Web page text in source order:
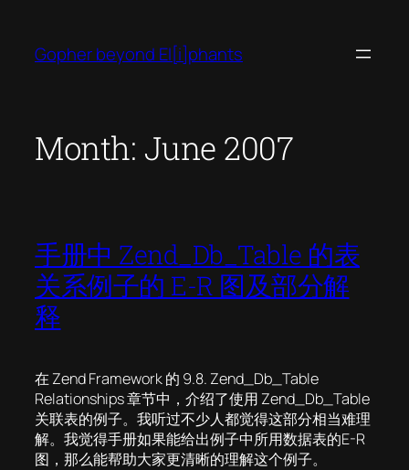
content
Gopher beyond El[i]phants
Month: June 2007
手册中 Zend_Db_Table 的表
关系例子的 E-R 图及部分解
释
在 Zend Framework 的 9.8. Zend_Db_Table
Relationships 章节中，介绍了使用 Zend_Db_Table
关联表的例子。我听过不少人都觉得这部分相当难理
解。我觉得手册如果能给出例子中所用数据表的E-R
图，那么能帮助大家更清晰的理解这个例子。